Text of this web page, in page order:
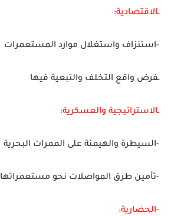
ـالاقتصادية:
-استنزاف واستغلال موارد المستعمرات
ـفرض واقع التخلف والتبعية فيها
ـالاستراتيجية والعسكرية:
-السيطرة والهيمنة على الممرات البحرية
-تأمين طرق المواصلات نحو مستعمراتها
-الحضارية: